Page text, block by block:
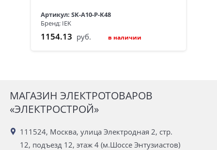
Артикул: SK-A10-P-K48
Бренд: IEK
1154.13 руб. в наличии
МАГАЗИН ЭЛЕКТРОТОВАРОВ
«ЭЛЕКТРОСТРОЙ»
111524, Москва, улица Электродная 2, стр.
12, подъезд 12, этаж 4 (м.Шоссе Энтузиастов)